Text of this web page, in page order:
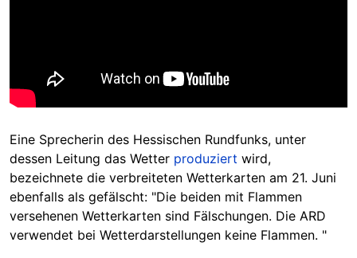
Eine Sprecherin des Hessischen Rundfunks, unter
dessen Leitung das Wetter produziert wird,
bezeichnete die verbreiteten Wetterkarten am 21. Juni
ebenfalls als gefälscht: "Die beiden mit Flammen
versehenen Wetterkarten sind Fälschungen. Die ARD
verwendet bei Wetterdarstellungen keine Flammen. "